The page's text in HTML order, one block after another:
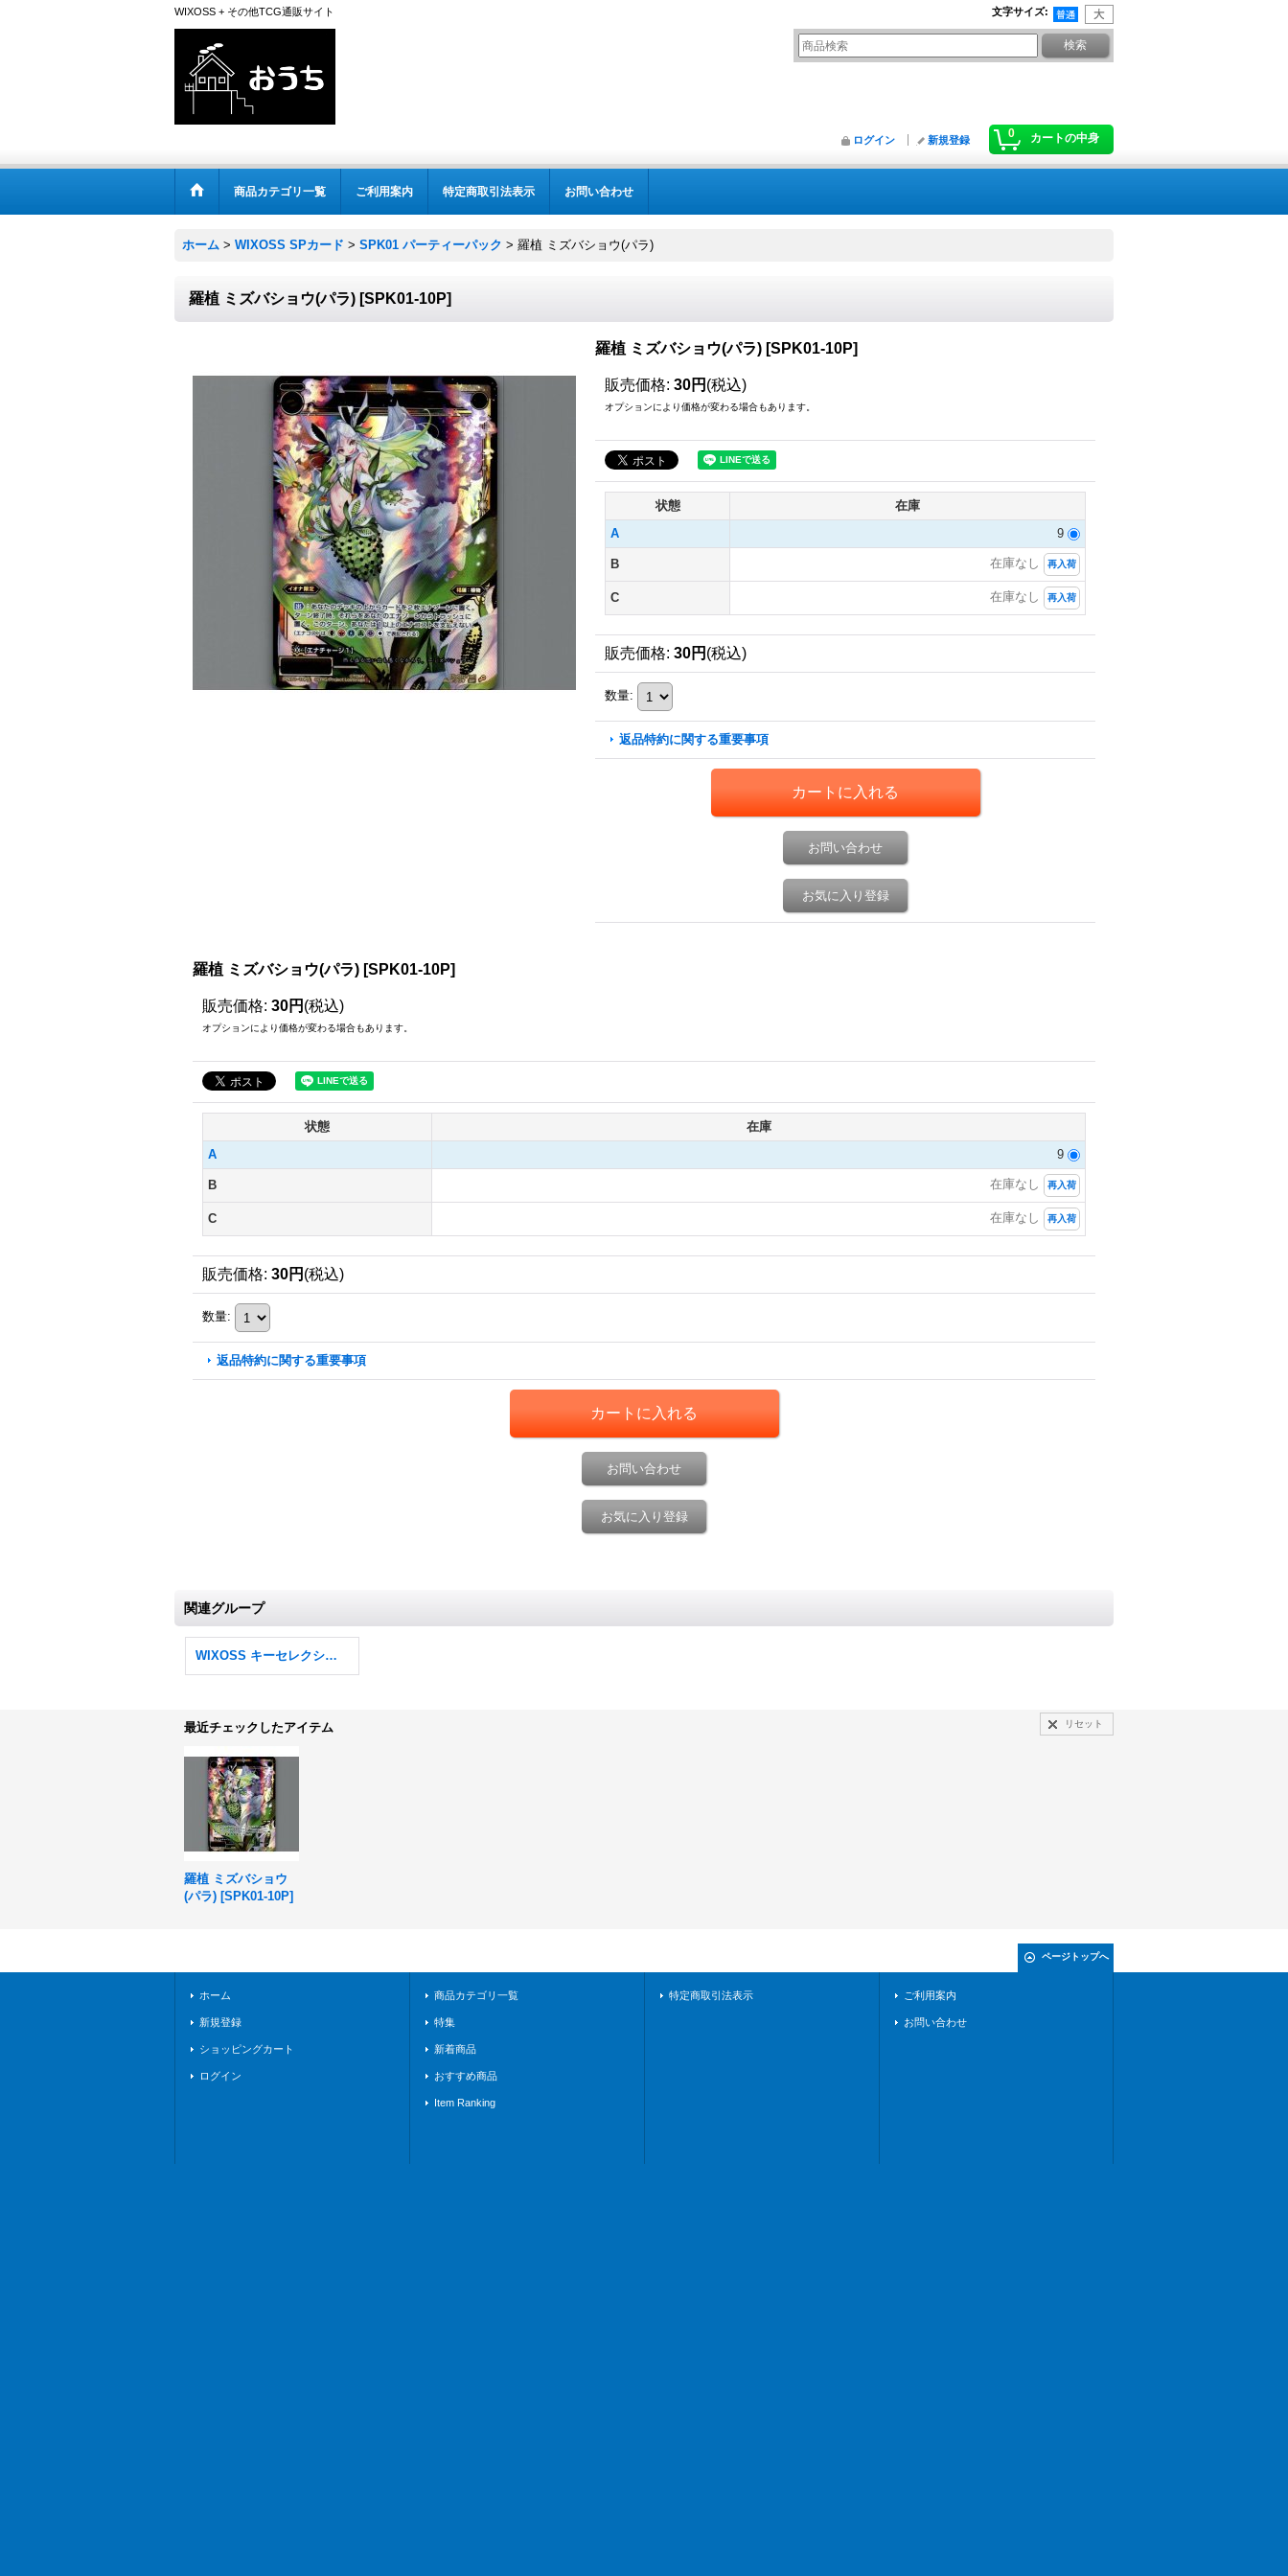
WIXOSS + その他TCG通販サイト 文字サイズ:
0 カートの中身
ログイン 新規登録
商品カテゴリ一覧 ご利用案内 特定商取引法表示 お問い合わせ
ホーム > WIXOSS SPカード > SPK01 パーティーパック > 羅植 ミズバショウ(パラ)
羅植 ミズバショウ(パラ) [SPK01-10P]
羅植 ミズバショウ(パラ) [SPK01-10P]
販売価格: 30円 (税込)
オプションにより価格が変わる場合もあります。
状態
在庫
A
9
B 在庫なし 再入荷
C 在庫なし 再入荷
販売価格: 30円 (税込)
数量:
返品特約に関する重要事項
お問い合わせ
お気に入り登録
羅植 ミズバショウ(パラ) [SPK01-10P]
販売価格: 30円 (税込)
オプションにより価格が変わる場合もあります。
状態
在庫
A
9
B 在庫なし 再入荷
C 在庫なし 再入荷
販売価格: 30円 (税込)
数量:
返品特約に関する重要事項
お問い合わせ
お気に入り登録
関連グループ
WIXOSS キーセレクション
最近チェックしたアイテム リセット
羅植 ミズバショウ
(パラ) [SPK01-10P]
ページトップへ
ホーム
新規登録
ショッピングカート
ログイン
商品カテゴリ一覧
特集
新着商品
おすすめ商品
Item Ranking
特定商取引法表示 ご利用案内
お問い合わせ